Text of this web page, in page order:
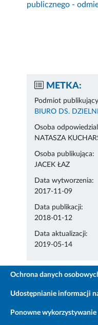
publicznego -
METKA:
Podmiot
BIURO DS.
Osoba
NATASZA
Osoba publikująca:
JACEK ŁAZ
Data wytworzenia:
2017-11-09
Data publikacji:
2018-01-12
Data aktualizacji:
2019-05-14
Ochrona danych
Udostępnianie informacji
Ponowne